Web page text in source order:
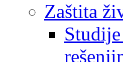
Zaštita